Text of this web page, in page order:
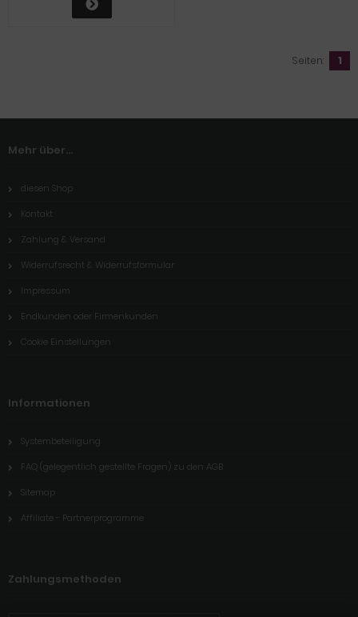
Seiten: 1
Mehr über...
diesen Shop
Kontakt
Zahlung & Versand
Widerrufsrecht & Widerrufsformular
Impressum
Endkunden oder Firmenkunden
Cookie Einstellungen
Informationen
Systembeteiligung
FAQ (gelegentlich gestellte Fragen) zu den AGB
Sitemap
Affiliate - Partnerprogramme
Zahlungsmethoden